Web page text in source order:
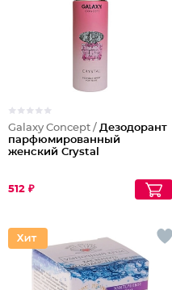
Galaxy Concept / Дезодорант
парфюмированный
женский Crystal
512 ₽